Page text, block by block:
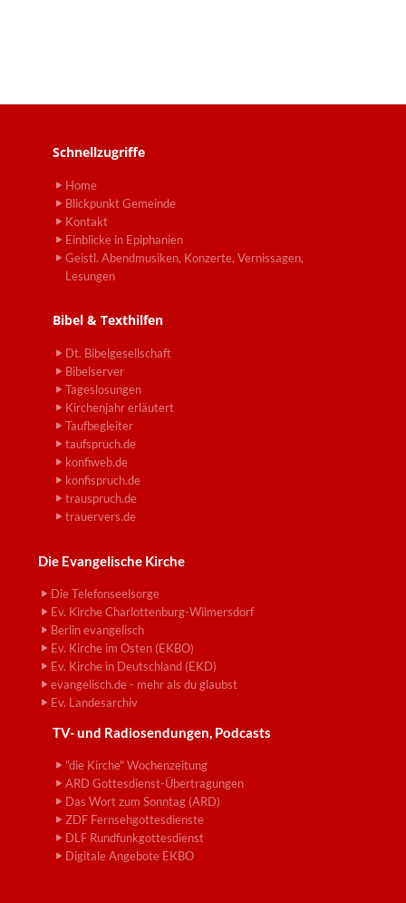
Schnellzugriffe
Home
Blickpunkt Gemeinde
Kontakt
Einblicke in Epiphanien
Geistl. Abendmusiken, Konzerte, Vernissagen,
Lesungen
Bibel & Texthilfen
Dt. Bibelgesellschaft
Bibelserver
Tageslosungen
Kirchenjahr erläutert
Taufbegleiter
taufspruch.de
konfiweb.de
konfispruch.de
trauspruch.de
trauervers.de
Die Evangelische Kirche
Die Telefonseelsorge
Ev. Kirche Charlottenburg-Wilmersdorf
Berlin evangelisch
Ev. Kirche im Osten (EKBO)
Ev. Kirche in Deutschland (EKD)
evangelisch.de - mehr als du glaubst
Ev. Landesarchiv
TV- und Radiosendungen, Podcasts
"die Kirche" Wochenzeitung
ARD Gottesdienst-Übertragungen
Das Wort zum Sonntag (ARD)
ZDF Fernsehgottesdienste
DLF Rundfunkgottesdienst
Digitale Angebote EKBO